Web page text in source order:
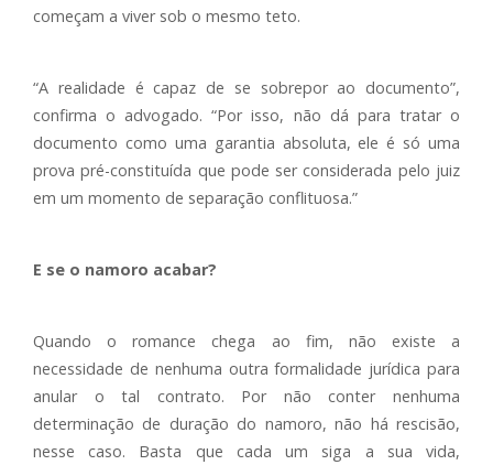
começam a viver sob o mesmo teto.
“A realidade é capaz de se sobrepor ao documento”,
confirma o advogado. “Por isso, não dá para tratar o
documento como uma garantia absoluta, ele é só uma
prova pré-constituída que pode ser considerada pelo juiz
em um momento de separação conflituosa.”
E se o namoro acabar?
Quando o romance chega ao fim, não existe a
necessidade de nenhuma outra formalidade jurídica para
anular o tal contrato. Por não conter nenhuma
determinação de duração do namoro, não há rescisão,
nesse caso. Basta que cada um siga a sua vida,